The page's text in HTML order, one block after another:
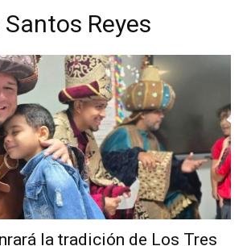
Santos Reyes
la tradición de Los Tres